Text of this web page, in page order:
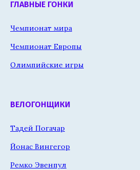
ГЛАВНЫЕ ГОНКИ
Чемпионат мира
Чемпионат Европы
Олимпийские игры
ВЕЛОГОНЩИКИ
Тадей Погачар
Йонас Вингегор
Ремко Эвенпул